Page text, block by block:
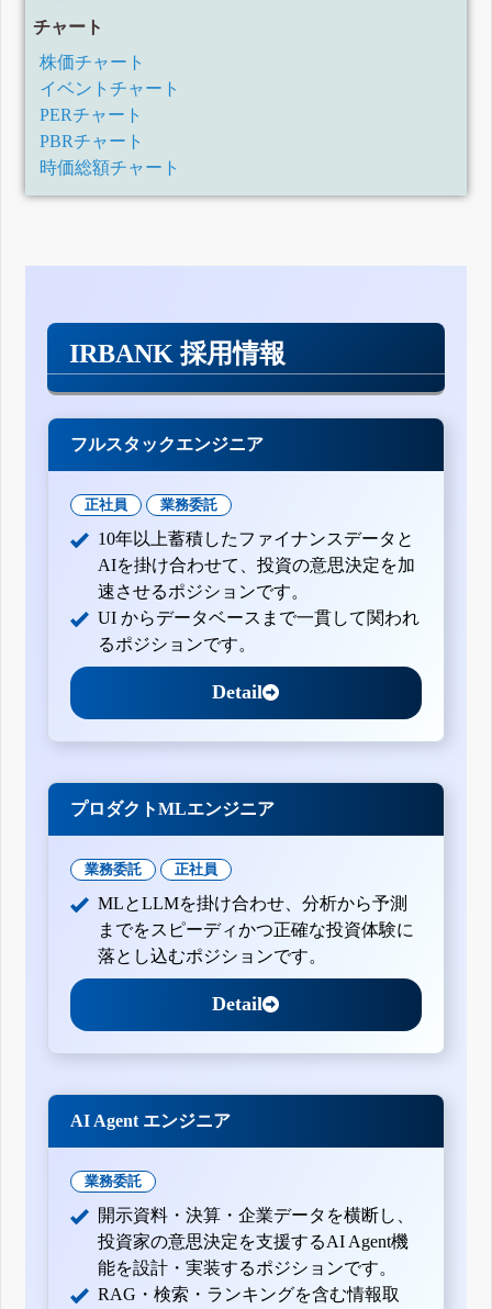
チャート
株価チャート
イベントチャート
PERチャート
PBRチャート
時価総額チャート
IRBANK 採用情報
フルスタックエンジニア
正社員 業務委託
10年以上蓄積したファイナンスデータと
AIを掛け合わせて、投資の意思決定を加
速させるポジションです。
UI からデータベースまで一貫して関われ
るポジションです。
Detail
プロダクトMLエンジニア
業務委託 正社員
MLとLLMを掛け合わせ、分析から予測
までをスピーディかつ正確な投資体験に
落とし込むポジションです。
Detail
AI Agent エンジニア
業務委託
開示資料・決算・企業データを横断し、
投資家の意思決定を支援するAI Agent機
能を設計・実装するポジションです。
RAG・検索・ランキングを含む情報取